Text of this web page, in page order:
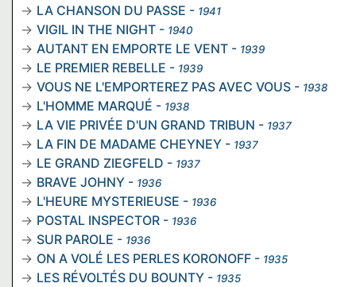
LA CHANSON DU PASSE - 1941
VIGIL IN THE NIGHT - 1940
AUTANT EN EMPORTE LE VENT - 1939
LE PREMIER REBELLE - 1939
VOUS NE L'EMPORTEREZ PAS AVEC VOUS - 1938
L'HOMME MARQUÉ - 1938
LA VIE PRIVÉE D'UN GRAND TRIBUN - 1937
LA FIN DE MADAME CHEYNEY - 1937
LE GRAND ZIEGFELD - 1937
BRAVE JOHNY - 1936
L'HEURE MYSTERIEUSE - 1936
POSTAL INSPECTOR - 1936
SUR PAROLE - 1936
ON A VOLÉ LES PERLES KORONOFF - 1935
LES RÉVOLTÉS DU BOUNTY - 1935